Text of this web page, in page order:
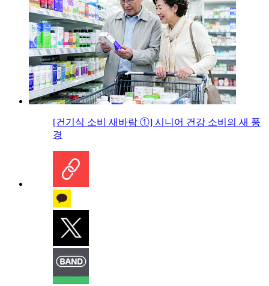
[건기식 소비 새바람 ①] 시니어 건강 소비의 새 풍
경